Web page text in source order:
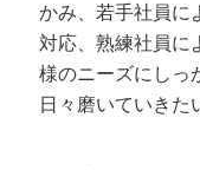
かみ、若手社員に
対応、熟練社員に
様のニーズにしっ
日々磨いていきた